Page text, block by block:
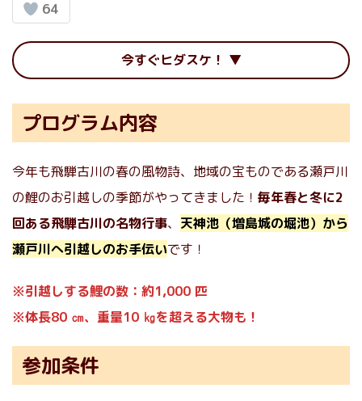
64
今すぐヒダスケ！
プログラム内容
今年も飛騨古川の春の風物詩、地域の宝ものである瀬戸川
の鯉のお引越しの季節がやってきました！ 毎年春と冬に2
回ある飛騨古川の名物行事、 天神池（増島城の堀池）から
瀬戸川へ引越しのお手伝いです！
※引越しする鯉の数：約1,000 匹
※体長80 ㎝、重量10 ㎏を超える大物も！
参加条件